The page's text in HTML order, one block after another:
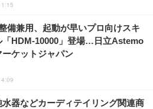
備兼用、起動が早いプロ向けスキ
「HDM-10000」登場…日立Astemo
ーケットジャパン
水器などカーディテイリング関連商